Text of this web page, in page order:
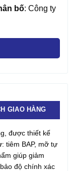
bố: Công ty
GIAO HÀNG
được thiết kế
tiêm BAP, mỡ tự
giúp giảm
độ chính xác